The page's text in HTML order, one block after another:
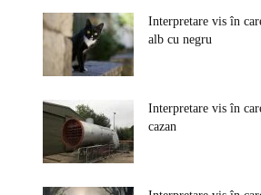
Interpretare vis în
alb cu negru
Interpretare vis în
cazan